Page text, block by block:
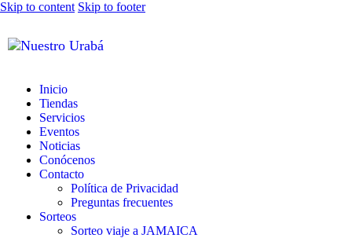
Skip to content Skip to footer
Inicio
Tiendas
Servicios
Eventos
Noticias
Conócenos
Contacto
Política de Privacidad
Preguntas frecuentes
Sorteos
Sorteo viaje a JAMAICA